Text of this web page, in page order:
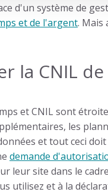
d'un système de
et de l'argent. Mais
la CNIL
et CNILsont
les
et tout ceci
demande
leur site dans le
utilisez et à la